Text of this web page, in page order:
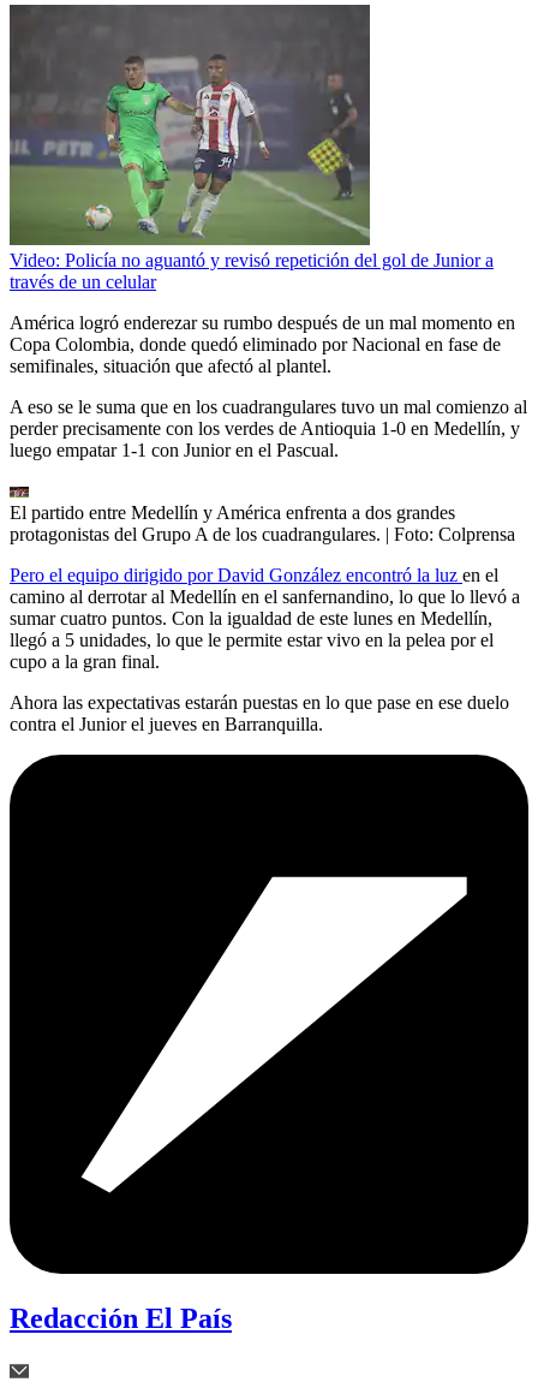
Video: Policía no aguantó y revisó repetición del gol de Junior a
través de un celular
América logró enderezar su rumbo después de un mal momento en
Copa Colombia, donde quedó eliminado por Nacional en fase de
semifinales, situación que afectó al plantel.
A eso se le suma que en los cuadrangulares tuvo un mal comienzo al
perder precisamente con los verdes de Antioquia 1-0 en Medellín, y
luego empatar 1-1 con Junior en el Pascual.
El partido entre Medellín y América enfrenta a dos grandes
protagonistas del Grupo A de los cuadrangulares. | Foto: Colprensa
Pero el equipo dirigido por David González encontró la luz en el
camino al derrotar al Medellín en el sanfernandino, lo que lo llevó a
sumar cuatro puntos. Con la igualdad de este lunes en Medellín,
llegó a 5 unidades, lo que le permite estar vivo en la pelea por el
cupo a la gran final.
Ahora las expectativas estarán puestas en lo que pase en ese duelo
contra el Junior el jueves en Barranquilla.
Redacción El País